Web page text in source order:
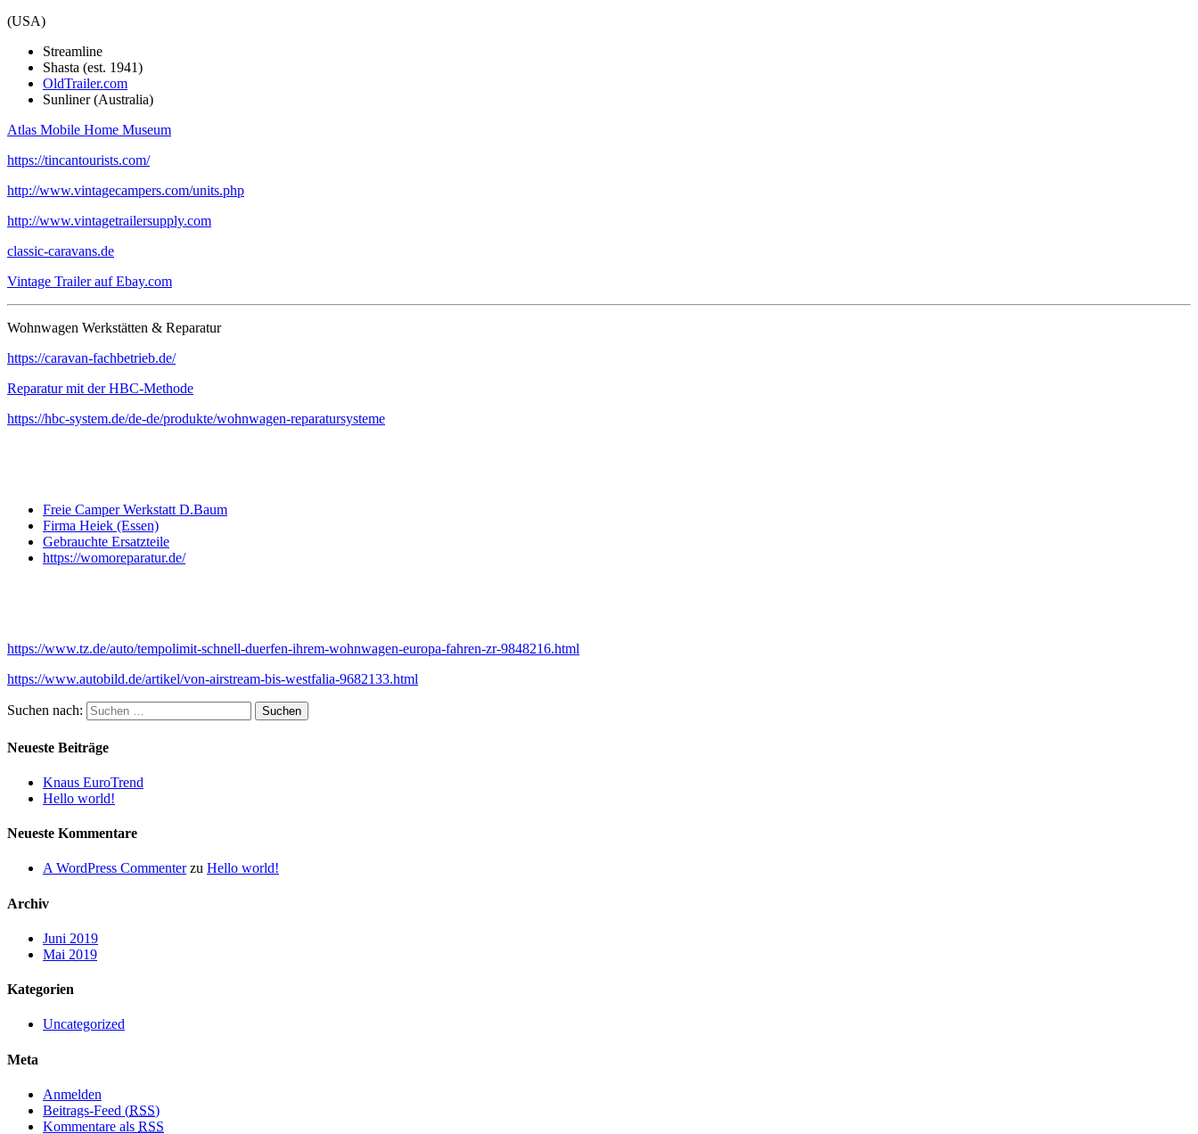
(USA)
Streamline
Shasta (est. 1941)
OldTrailer.com
Sunliner (Australia)
Atlas Mobile Home Museum
https://tincantourists.com/
http://www.vintagecampers.com/units.php
http://www.vintagetrailersupply.com
classic-caravans.de
Vintage Trailer auf Ebay.com
Wohnwagen Werkstätten & Reparatur
https://caravan-fachbetrieb.de/
Reparatur mit der HBC-Methode
https://hbc-system.de/de-de/produkte/wohnwagen-reparatursysteme
Freie Camper Werkstatt D.Baum
Firma Heiek (Essen)
Gebrauchte Ersatzteile
https://womoreparatur.de/
https://www.tz.de/auto/tempolimit-schnell-duerfen-ihrem-wohnwagen-europa-fahren-zr-9848216.html
https://www.autobild.de/artikel/von-airstream-bis-westfalia-9682133.html
Suchen nach:
Neueste Beiträge
Knaus EuroTrend
Hello world!
Neueste Kommentare
A WordPress Commenterzu Hello world!
Archiv
Juni 2019
Mai 2019
Kategorien
Uncategorized
Meta
Anmelden
Beitrags-Feed (RSS)
Kommentare als RSS